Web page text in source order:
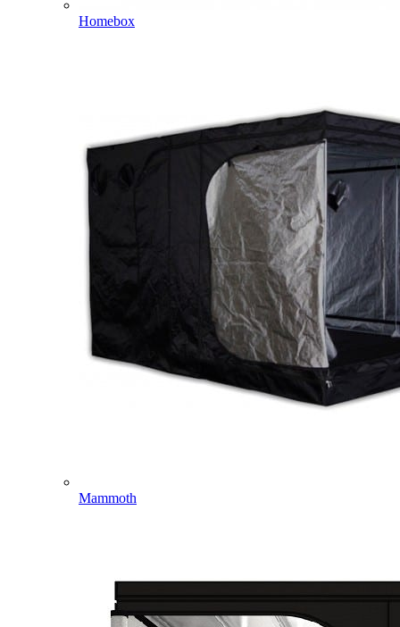
Homebox
Mammoth